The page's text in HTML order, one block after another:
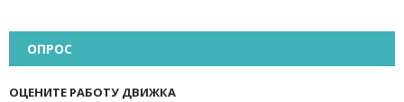
ОПРОС
ОЦЕНИТЕ РАБОТУ ДВИЖКА